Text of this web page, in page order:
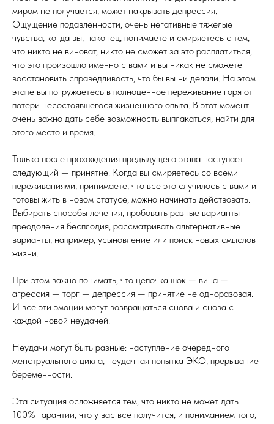
миром не получается, может накрывать депрессия.
Ощущение подавленности, очень негативные тяжелые
чувства, когда вы, наконец, понимаете и смиряетесь с тем,
что никто не виноват, никто не сможет за это расплатиться,
что это произошло именно с вами и вы никак не сможете
восстановить справедливость, что бы вы ни делали. На этом
этапе вы погружаетесь в полноценное переживание горя от
потери несостоявшегося жизненного опыта. В этот момент
очень важно дать себе возможность выплакаться, найти для
этого место и время.
Только после прохождения предыдущего этапа наступает
следующий — принятие. Когда вы смиряетесь со всеми
переживаниями, принимаете, что все это случилось с вами и
готовы жить в новом статусе, можно начинать действовать.
Выбирать способы лечения, пробовать разные варианты
преодоления бесплодия, рассматривать альтернативные
варианты, например, усыновление или поиск новых смыслов
жизни.
При этом важно понимать, что цепочка шок — вина —
агрессия — торг — депрессия — принятие не одноразовая.
И все эти эмоции могут возвращаться снова и снова с
каждой новой неудачей.
Неудачи могут быть разные: наступление очередного
менструального цикла, неудачная попытка ЭКО, прерывание
беременности.
Эта ситуация осложняется тем, что никто не может дать
100% гарантии, что у вас всё получится, и пониманием того,